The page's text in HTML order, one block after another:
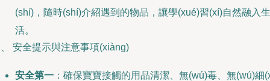
(shí)，隨時(shí)介紹遇到的物品，讓學(xué)習(xí)自然融入生
活。
安全提示與注意事項(xiàng)
安全第一 ：確保寶寶接觸的用品清潔、無(wú)毒、無(wú)細